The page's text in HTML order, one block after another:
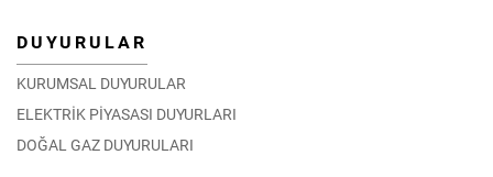
DUYURULAR
KURUMSAL DUYURULAR
ELEKTRİK PİYASASI DUYURLARI
DOĞAL GAZ DUYURULARI